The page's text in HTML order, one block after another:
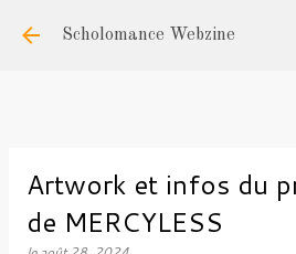
Accéder au contenu
Scholomance Webzine
Artwork et infos du
de MERCYLESS